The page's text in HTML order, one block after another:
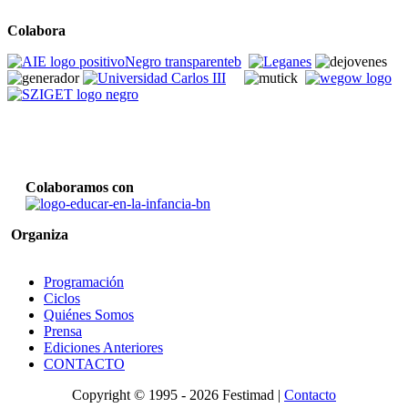
Colabora
Colaboramos con
Organiza
Programación
Ciclos
Quiénes Somos
Prensa
Ediciones Anteriores
CONTACTO
Copyright © 1995 - 2026 Festimad | Contacto